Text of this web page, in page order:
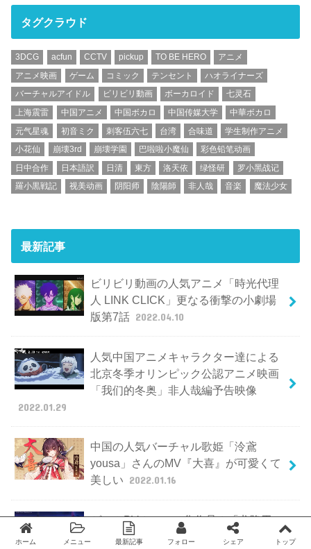
タグクラウド
3DCG acfun CCTV pickup TO BE HERO
アニメ
アニメ映画
ゲーム コミック テンセント
ハオライナーズ
バーチャルアイドル
ビリビリ動画 ボーカロイド
七灵石
上海震雷
中国アニメ 中国ボカロ 中国传媒大学
中華ボカロ
元气星魂
初音ミク 刺客伍六七 台湾 合味道
学生制作アニメ
小花仙
崩壊3rd 崩壊学園 巴啦啦小魔仙
彩色铅笔动画
日中合作
日本語訳 日清 東方 洛天依 绿怪研
罗小黑战记
羅小黒戦記
视美动画 阴阳师 陰陽師 非人哉 音楽 魔法少女
最新記事
ビリビリ動画の人気アニメ「時光代理
人 LINK CLICK」更なる衝撃の小劇場
版第7話 2022.04.10
人気中国アニメキャラクター達による
北京冬季オリンピック公認アニメ映画
「我们的冬奥」非人哉編予告映像
2022.01.29
中国の人気バーチャル歌姫「泠鳶
yousa」さんのMV『大喜』が可愛くて
美しい 2022.01.16
ゲームPV？アニメ化作品？「龙隐于
雪」のアニメ映像公開
2022.01.12
ホーム メニュー 最新記事 フォロー シェア トップ
Twitter facebook